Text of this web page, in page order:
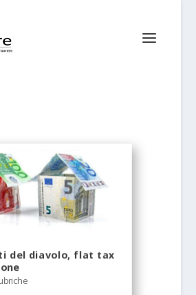
del diavolo, flat tax